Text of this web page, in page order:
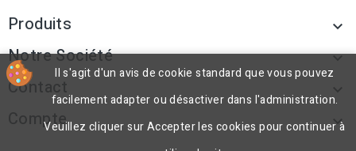
Produits 
Notre Société 
Contact 
Compte 
Il s'agit d'un avis de cookie standard que vous pouvez
facilement adapter ou désactiver dans l'administration.
Veuillez cliquer sur Accepter les cookies pour continuer à